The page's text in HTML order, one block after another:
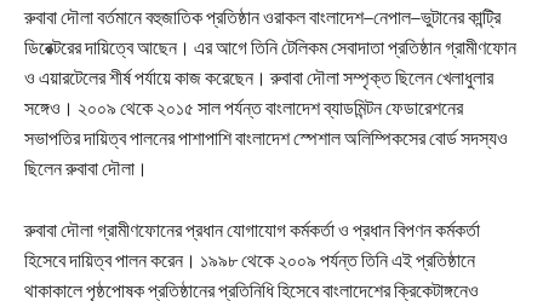
রুবাবা দৌলা বর্তমানে বহুজাতিক প্রতিষ্ঠান ওরাকল বাংলাদেশ–নেপাল–ভুটানের কান্ট্রি
ডিরেক্টরের দায়িত্বে আছেন। এর আগে তিনি টেলিকম সেবাদাতা প্রতিষ্ঠান গ্রামীণফোন
ও এয়ারটেলের শীর্ষ পর্যায়ে কাজ করেছেন। রুবাবা দৌলা সম্পৃক্ত ছিলেন খেলাধুলার
সঙ্গেও। ২০০৯ থেকে ২০১৫ সাল পর্যন্ত বাংলাদেশ ব্যাডমিন্টন ফেডারেশনের
সভাপতির দায়িত্ব পালনের পাশাপাশি বাংলাদেশ স্পেশাল অলিম্পিকসের বোর্ড সদস্যও
ছিলেন রুবাবা দৌলা।
রুবাবা দৌলা গ্রামীণফোনের প্রধান যোগাযোগ কর্মকর্তা ও প্রধান বিপণন কর্মকর্তা
হিসেবে দায়িত্ব পালন করেন। ১৯৯৮ থেকে ২০০৯ পর্যন্ত তিনি এই প্রতিষ্ঠানে
থাকাকালে পৃষ্ঠপোষক প্রতিষ্ঠানের প্রতিনিধি হিসেবে বাংলাদেশের ক্রিকেটাঙ্গনেও